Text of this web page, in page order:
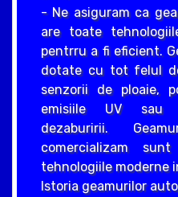
- Ne asiguram ca
are toate
pentrru a fi eficient.
dotate cu tot felul
senzorii de ploaie,
emisiile UV sau
dezaburirii.
comercializam
tehnologiile moderne
Istoria geamurilor auto